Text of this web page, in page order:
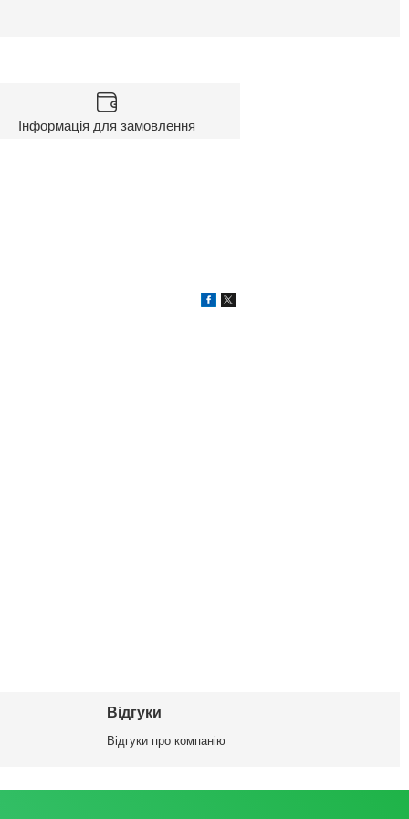
Інформація для замовлення
Відгуки
Відгуки про компанію